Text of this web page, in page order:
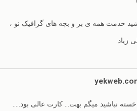
خدمت همه ی بر و بچه های گرافیک نو ،
زیاد
نباشید میگم بهت… کارت عالی بود…..